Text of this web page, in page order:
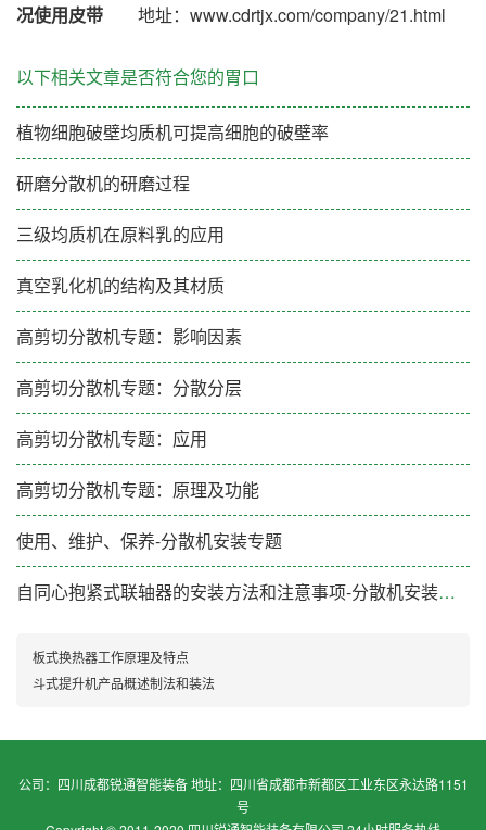
况使用皮带 地址：www.cdrtjx.com/company/21.html
以下相关文章是否符合您的胃口
植物细胞破壁均质机可提高细胞的破壁率
研磨分散机的研磨过程
三级均质机在原料乳的应用
真空乳化机的结构及其材质
高剪切分散机专题：影响因素
高剪切分散机专题：分散分层
高剪切分散机专题：应用
高剪切分散机专题：原理及功能
使用、维护、保养-分散机安装专题
自同心抱紧式联轴器的安装方法和注意事项-分散机安装专题
板式换热器工作原理及特点
斗式提升机产品概述制法和装法
公司：四川成都锐通智能装备 地址：四川省成都市新都区工业东区永达路1151
号